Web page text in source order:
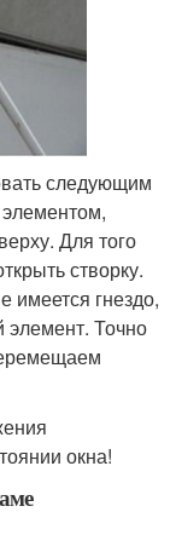
следующим
Для того
створку.
имеется гнездо,
элемент. Точно
окна!